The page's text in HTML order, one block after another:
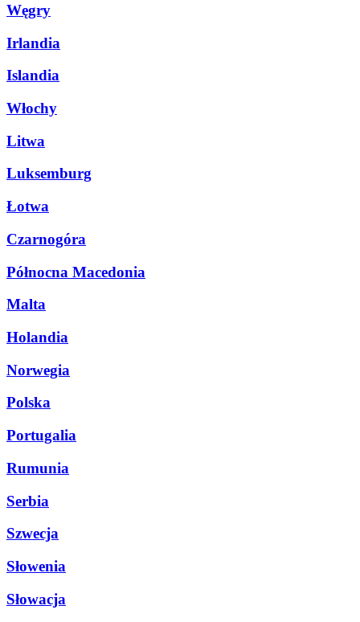
Węgry
Irlandia
Islandia
Włochy
Litwa
Luksemburg
Łotwa
Czarnogóra
Północna Macedonia
Malta
Holandia
Norwegia
Polska
Portugalia
Rumunia
Serbia
Szwecja
Słowenia
Słowacja